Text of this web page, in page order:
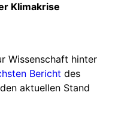
Klimakrise
Wissenschaft hinter
Bericht des
aktuellen Stand